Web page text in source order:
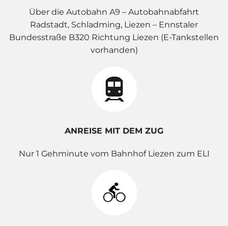
Über die Autobahn A9 – Autobahnabfahrt
Radstadt, Schladming, Liezen – Ennstaler
Bundesstraße B320 Richtung Liezen (E-Tankstellen
vorhanden)
ANREISE MIT DEM ZUG
Nur 1 Gehminute vom Bahnhof Liezen zum ELI